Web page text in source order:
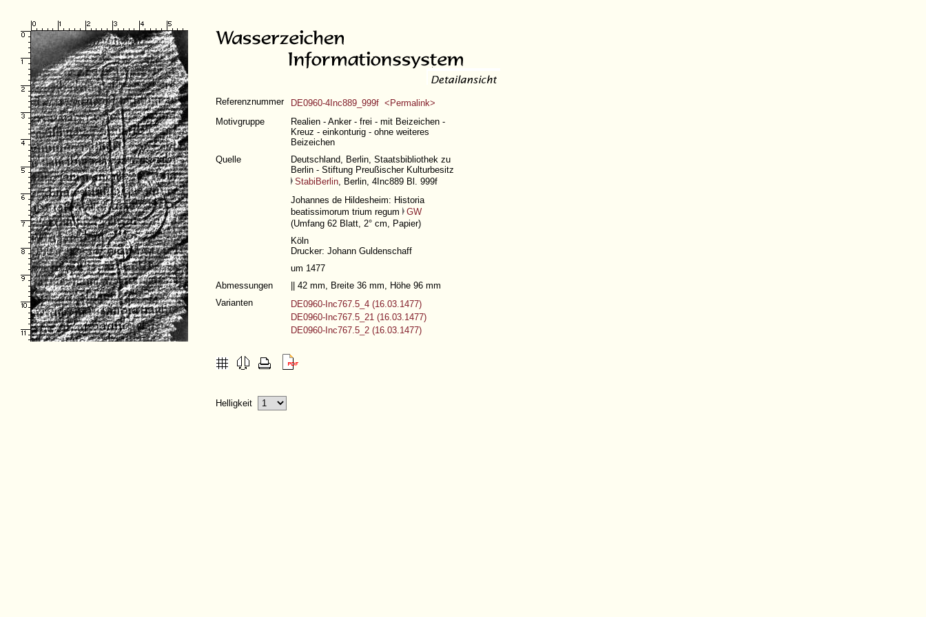
Referenznummer
DE0960-4Inc889_999f <Permalink>
Motivgruppe
Realien - Anker - frei - mit Beizeichen -
Kreuz - einkonturig - ohne weiteres
Beizeichen
Quelle
Deutschland, Berlin, Staatsbibliothek zu
Berlin - Stiftung Preußischer Kulturbesitz
StabiBerlin, Berlin, 4Inc889 Bl. 999f
Johannes de Hildesheim: Historia
beatissimorum trium regum
GW
(Umfang 62 Blatt, 2° cm, Papier)
Köln
Drucker: Johann Guldenschaff
um 1477
Abmessungen
|| 42 mm, Breite 36 mm, Höhe 96 mm
Varianten
DE0960-Inc767.5_4 (16.03.1477)
DE0960-Inc767.5_21 (16.03.1477)
DE0960-Inc767.5_2 (16.03.1477)
Helligkeit